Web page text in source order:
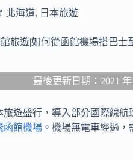
北海道, 日本旅遊
旅遊|如何從函館機場搭巴士
最後更新日期：2021 年
遊盛行，導入部分國際線
函館機場 。機場無電車經過